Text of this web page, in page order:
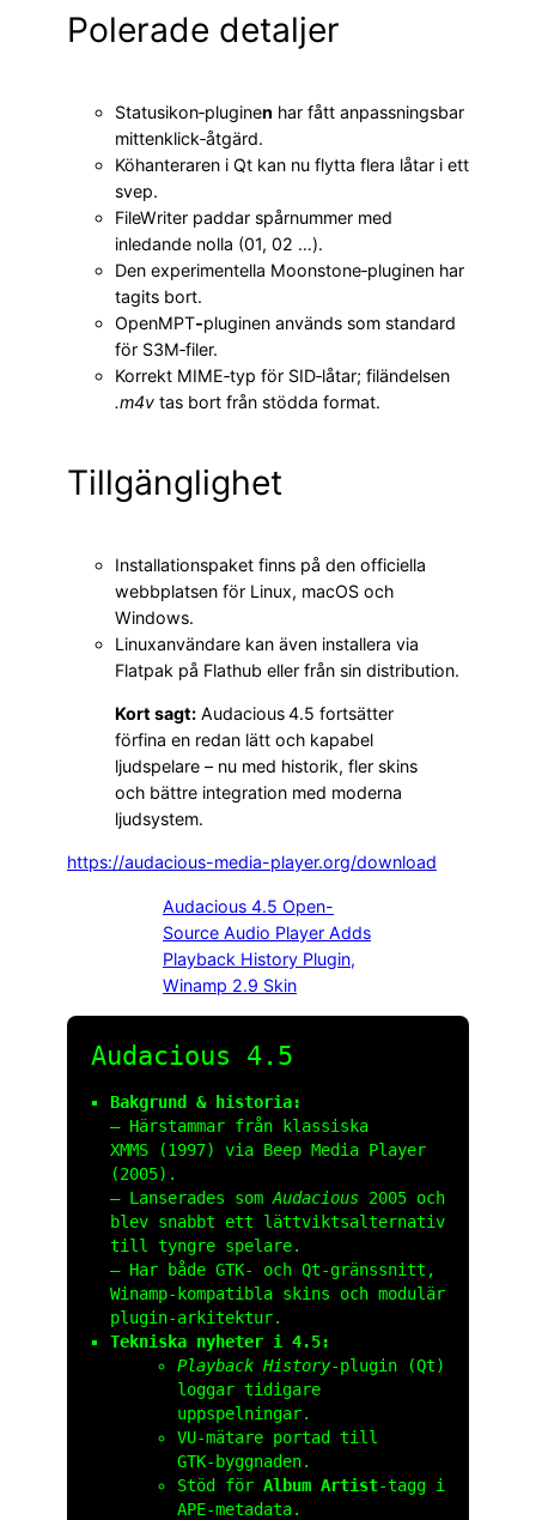
Polerade detaljer
Statusikon‑pluginen har fått anpassningsbar
mittenklick‑åtgärd.
Köhanteraren i Qt kan nu flytta flera låtar i ett
svep.
FileWriter paddar spårnummer med
inledande nolla (01, 02 …).
Den experimentella Moonstone‑pluginen har
tagits bort.
OpenMPT‑pluginen används som standard
för S3M‑filer.
Korrekt MIME‑typ för SID‑låtar; filändelsen
.m4v tas bort från stödda format.
Tillgänglighet
Installationspaket finns på den officiella
webbplatsen för Linux, macOS och
Windows.
Linux­användare kan även installera via
Flatpak på Flathub eller från sin distribution.
Kort sagt: Audacious 4.5 fortsätter
förfina en redan lätt och kapabel
ljudspelare – nu med historik, fler skins
och bättre integration med moderna
ljudsystem.
https://audacious-media-player.org/download
Audacious 4.5 Open-
Source Audio Player Adds
Playback History Plugin,
Winamp 2.9 Skin
Audacious 4.5
Bakgrund & historia:
– Härstammar från klassiska
XMMS (1997) via Beep Media Player
(2005).
– Lanserades som Audacious 2005 och
blev snabbt ett lättvikts­alternativ
till tyngre spelare.
– Har både GTK‑ och Qt‑gränssnitt,
Winamp‑kompatibla skins och modulär
plugin‑arkitektur.
Tekniska nyheter i 4.5:
Playback History‑plugin (Qt)
loggar tidigare
uppspelningar.
VU‑mätare portad till
GTK‑byggnaden.
Stöd för Album Artist‑tagg i
APE‑metadata.